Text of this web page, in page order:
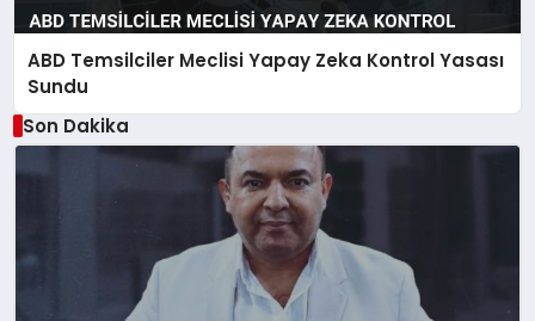
ABD Temsilciler Meclisi Yapay Zeka Kontrol Yasası
Sundu
Son Dakika